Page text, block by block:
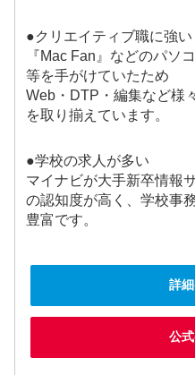
●クリエイティブ職に強い
『Mac Fan』などのパソ
等を手がけていたため
Web・DTP・編集など様
を取り揃えています。
●学校の求人が多い
マイナビが大手新卒情報
の認知度が高く、学校事
豊富です。
詳
公